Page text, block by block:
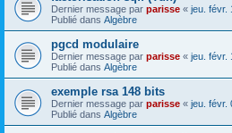
Dernier message par parisse « jeu. févr.
Publié dans Algèbre
pgcd modulaire
Dernier message par parisse « jeu. févr.
Publié dans Algèbre
exemple rsa 148 bits
Dernier message par parisse « jeu. févr.
Publié dans Algèbre